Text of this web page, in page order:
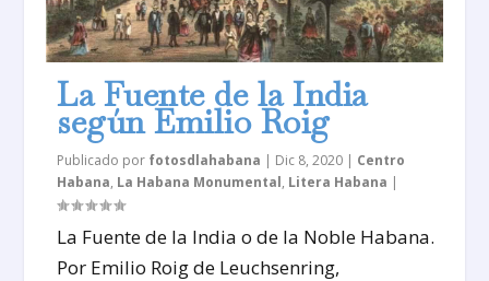
La Fuente de la India
según Emilio Roig
Publicado por fotosdlahabana | Dic 8, 2020 | Centro
Habana, La Habana Monumental, Litera Habana |
La Fuente de la India o de la Noble Habana.
Por Emilio Roig de Leuchsenring,